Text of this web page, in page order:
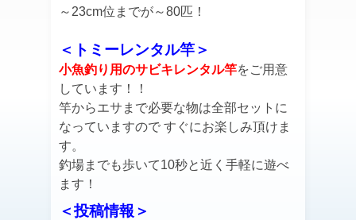
～23cm位までが～80匹！
＜トミーレンタル竿＞
小魚釣り用のサビキレンタル竿をご用意
しています！！
竿からエサまで必要な物は全部セットに
なっていますので すぐにお楽しみ頂けま
す。
釣場までも歩いて10秒と近く手軽に遊べ
ます！
＜投稿情報＞